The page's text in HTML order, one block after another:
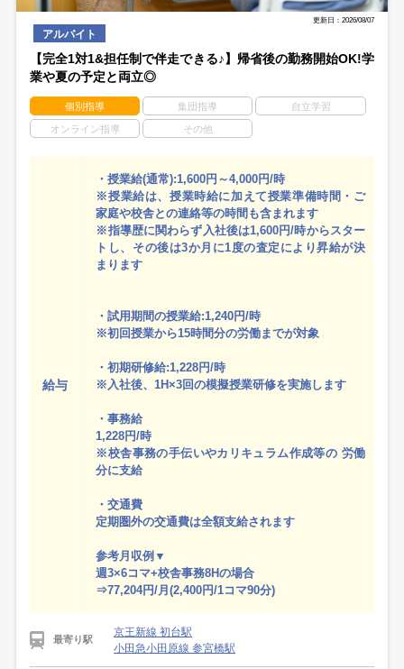
更新日：2026/08/07
アルバイト
【完全1対1&担任制で伴走できる♪】帰省後の勤務開始OK!学
業や夏の予定と両立◎
個別指導 集団指導 自立学習
オンライン指導 その他
給与
・授業給(通常):1,600円～4,000円/時
※授業給は、授業時給に加えて授業準備時間・ご
家庭や校舎との連絡等の時間も含まれます
※指導歴に関わらず入社後は1,600円/時からスター
トし、その後は3か月に1度の査定により昇給が決
まります
・試用期間の授業給:1,240円/時
※初回授業から15時間分の労働までが対象
・初期研修給:1,228円/時
※入社後、1H×3回の模擬授業研修を実施します
・事務給
1,228円/時
※校舎事務の手伝いやカリキュラム作成等の 労働
分に支給
・交通費
定期圏外の交通費は全額支給されます
参考月収例▼
週3×6コマ+校舎事務8Hの場合
⇒77,204円/月(2,400円/1コマ90分)
最寄り駅
京王新線 初台駅
小田急小田原線 参宮橋駅